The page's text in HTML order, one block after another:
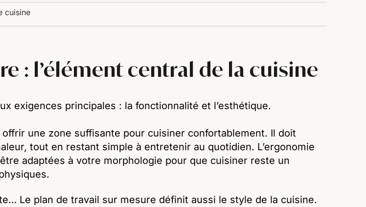
cuisine
: l’élément central de la cuisine
exigences principales : la fonctionnalité et l’esthétique.
une zone suffisante pour cuisiner confortablement. Il doit
tout en restant simple à entretenir au quotidien. L’ergonomie
adaptées à votre morphologie pour que cuisiner reste un
Le plan de travail sur mesure définit aussi le style de la cuisine.